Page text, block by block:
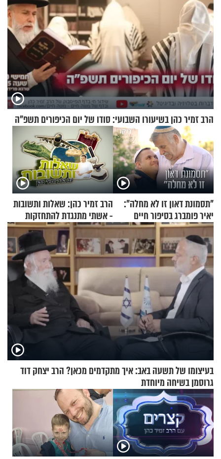
הרב זמיר כהן בשיעורו השבועי: סודו של יום הכיפורים תשפ"ה
"תסמונת דאון זו לא מחלה":
יאיר פומברג בסיפור חיים
מעורר השראה
הרב זמיר כהן: שאלות ותשובות
- אשתי מתנגדת להתחזקות
שלי
בעיצומו של תשעה באב: איך מתקדמים מכאן? הרב יצחק דוד
גרוסמן בשיחה מיוחדת